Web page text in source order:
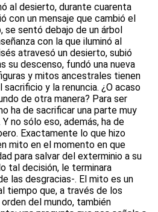
al desierto, durante cuarenta
con un mensaje que cambió el
se sentó debajo de un árbol
con la que iluminó al
atravesó un desierto, subió
su descenso, fundó una nueva
y mitos ancestrales tienen
y la renuncia. ¿O acaso
de otra manera? Para ser
ha de sacrificar una parte muy
no sólo eso, además, ha de
Exactamente lo que hizo
mito en el momento en que
para salvar del exterminio a su
tal decisión, le terminara
las desgracias-. El mito es un
tiempo que, a través de los
del mundo, también